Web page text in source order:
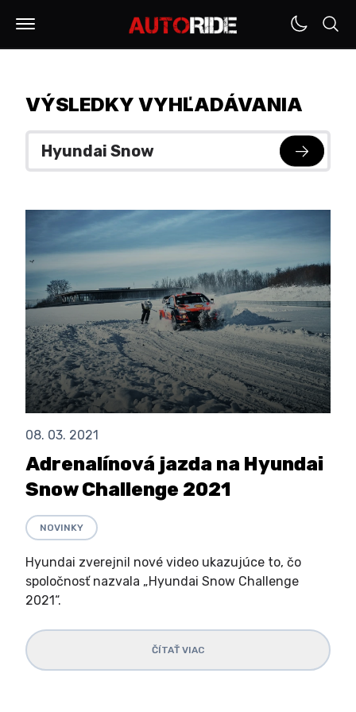
VÝSLEDKY VYHĽADÁVANIA
08. 03. 2021
Adrenalínová jazda na Hyundai
Snow Challenge 2021
NOVINKY
Hyundai zverejnil nové video ukazujúce to, čo
spoločnosť nazvala „Hyundai Snow Challenge
2021“.
ČÍTAŤ VIAC